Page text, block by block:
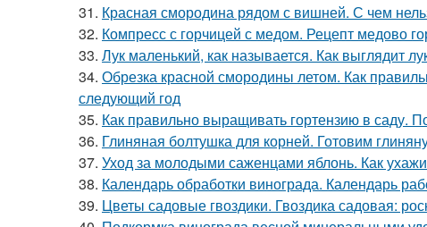
31. Красная смородина рядом с вишней. С чем
32. Компресс с горчицей с медом. Рецепт медово
33. Лук маленький, как называется. Как выглядит
34. Обрезка красной смородины летом. Как
следующий год
35. Как правильно выращивать гортензию в саду.
36. Глиняная болтушка для корней. Готовим
37. Уход за молодыми саженцами яблонь. Как
38. Календарь обработки винограда. Календарь
39. Цветы садовые гвоздики. Гвоздика садовая: